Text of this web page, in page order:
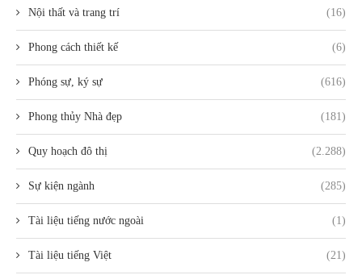
Nội thất và trang trí (16)
Phong cách thiết kế (6)
Phóng sự, ký sự (616)
Phong thủy Nhà đẹp (181)
Quy hoạch đô thị (2.288)
Sự kiện ngành (285)
Tài liệu tiếng nước ngoài (1)
Tài liệu tiếng Việt (21)